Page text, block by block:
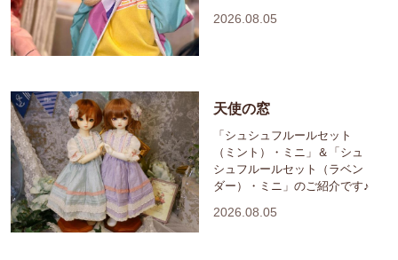
2026.08.05
天使の窓
「シュシュフルールセット
（ミント）・ミニ」＆「シュ
シュフルールセット（ラベン
ダー）・ミニ」のご紹介です♪
2026.08.05